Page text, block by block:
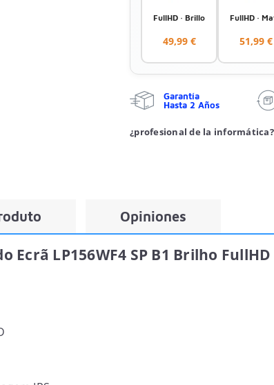
FullHD · Brillo
49,99 €
FullHD ·
51,99 €
Garantía
Hasta 2 Años
¿profesional de la
Opiniones
Ecrã LP156WF4 SP B1 Brilho